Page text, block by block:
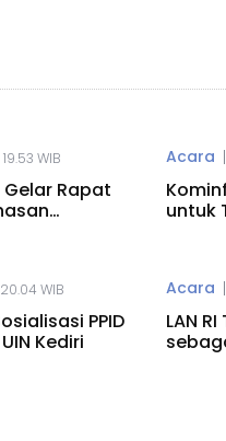
WIB
Rapat
Acara |
untuk
WIB
PPID
Kediri
Acara |
LAN